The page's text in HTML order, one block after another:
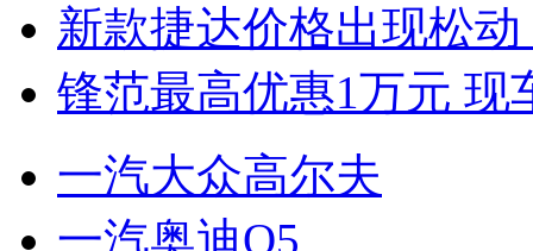
新款捷达价格出现松
锋范最高优惠1万元 现
一汽大众高尔夫
一汽奥迪Q5